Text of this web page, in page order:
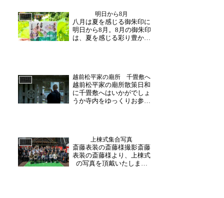
されます。こうして、支え
てくださる方々のお陰で、
落慶式・晋山式という大
切...
日誌 明日から8月
八月は夏を感じる御朱印に
明日から8月。8月の御朱印
は、夏を感じる彩り豊かな
【風鈴】禅語【夏日清風来
る】毎月書き入れ日を設け
ております。下記の日程
日...
日誌 越前松平家の廟所 千畳敷へ
越前松平家の廟所散策日和
に千畳敷へはいかがでしょ
うか寺内をゆっくりお参り
お参り下さいました。福井
の名石・笏谷石で作られ、
高さ約4メートルの墓石が
並...
日誌 上棟式集合写真
斎藤表装の斎藤様撮影斎藤
表装の斎藤様より、上棟式
の写真を頂戴いたしまし